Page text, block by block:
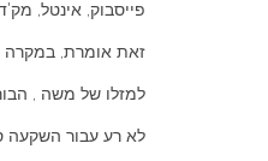
פייסבוק, אינטל,
זאת אומרת, במקרה הכי גרוע בתום 37
למזלו של משה , הבורסה האמריקאית פרחה באותם
לא רע עבור השקעה